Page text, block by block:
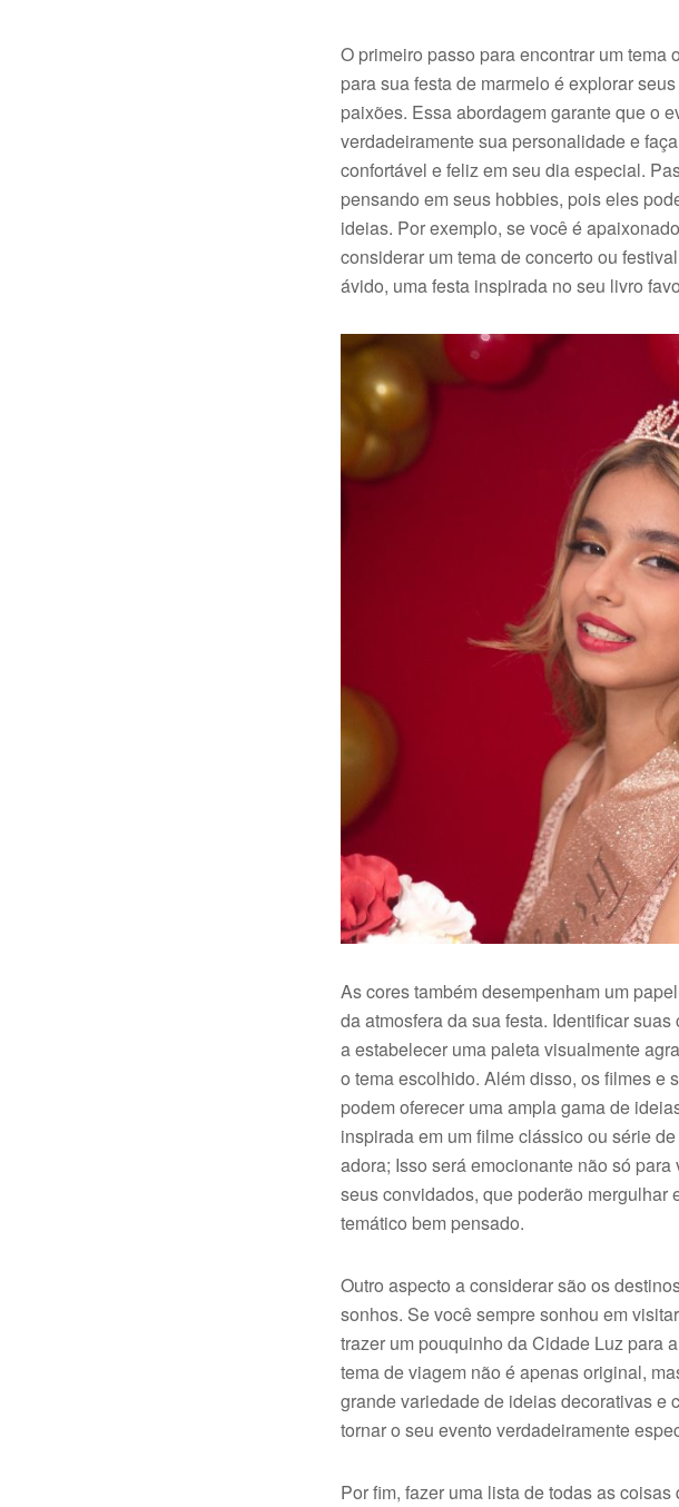
O primeiro passo para encontrar um tema
para sua festa de marmelo é explorar
paixões. Essa abordagem garante que o
verdadeiramente sua personalidade e
confortável e feliz em seu dia especial.
pensando em seus hobbies, pois eles
ideias. Por exemplo, se você é
considerar um tema de concerto ou
ávido, uma festa inspirada no seu livro
As cores também desempenham um
da atmosfera da sua festa. Identificar
a estabelecer uma paleta visualmente
o tema escolhido. Além disso, os filmes e
podem oferecer uma ampla gama de
inspirada em um filme clássico ou série
adora; Isso será emocionante não só
seus convidados, que poderão mergulhar
temático bem pensado.
Outro aspecto a considerar são os
sonhos. Se você sempre sonhou em
trazer um pouquinho da Cidade Luz para
tema de viagem não é apenas original,
grande variedade de ideias decorativas e
tornar o seu evento verdadeiramente
Por fim, fazer uma lista de todas as